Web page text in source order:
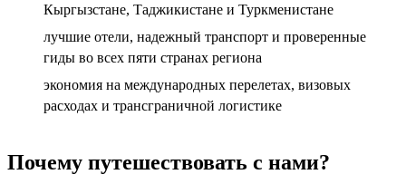
Кыргызстане, Таджикистане и Туркменистане
лучшие отели, надежный транспорт и проверенные
гиды во всех пяти странах региона
экономия на международных перелетах, визовых
расходах и трансграничной логистике
Почему путешествовать с нами?